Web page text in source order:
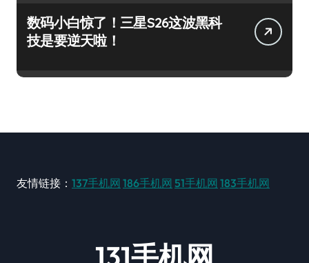
数码小白惊了！三星S26这波黑科
技是要逆天啦！
友情链接： 137手机网 186手机网 51手机网 183手机网
131手机网